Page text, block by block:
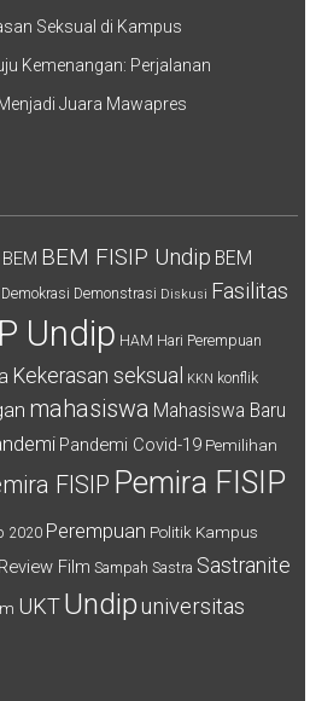
Seksual di Kampus
Kemenangan: Perjalanan
Juara Mawapres
BEM BEM FISIP Undip BEM
Demokrasi Demonstrasi Diskusi Fasilitas
Undip HAM Hari Perempuan
Kekerasan seksual KKN konflik
mahasiswa Mahasiswa Baru
Pandemi Covid-19 Pemilihan
FISIP Pemira FISIP
2020 Perempuan Politik Kampus
Review Film Sampah Sastra Sastranite
UKTUndip universitas